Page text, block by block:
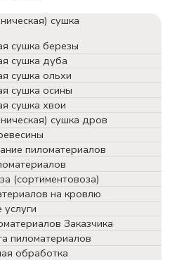
сушка
сушка березы
сушка дуба
сушка ольхи
сушка осины
сушка хвои
сушка дров
пиломатериалов
(сортиментовоза)
на кровлю
Заказчика
пиломатериалов
обработка